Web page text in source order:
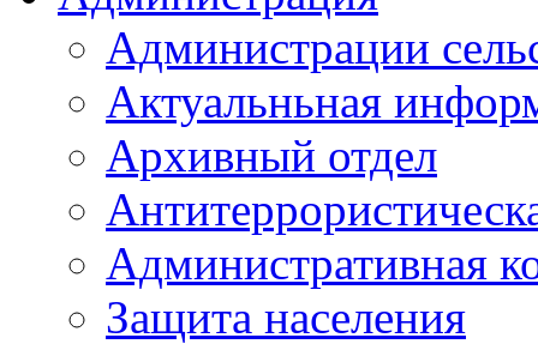
Администрации
Актуальньная
Архивный отдел
Административная
Защита населения